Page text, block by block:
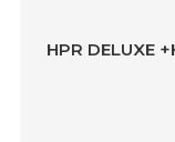
HPR DELUXE